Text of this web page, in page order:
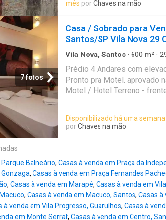
mês porChaves na mão
7 fotos
Casa / Sobrado para
Santos/SP Vila Nova 29
Vila Nova, Santos · 600 m² ·
Despensa
Prédio 4 Andares com
Pronto pra Motel, aprovado
Motel / Hotel Terreno -
suítes 4º andar Total 33
grande 2 vestiários 6
passagem central de gás
condicionado, espelho de
cadeiras, cama, colchão,
pole dance, e cadeira
com hidro massagem 5 tvs
Disponibilizado há uma semana
porChaves na mão
Balneário, Casas à venda em Praça da
, Casas à venda em Praça Fernandes
, Casas à venda em Marapé, Casas à venda em
, Casas à venda em Macuco, Santos, Casas à
à venda em Vila Progresso, Guarulhos, Casas à
em Monte Serrat, Casas à venda em Centro,